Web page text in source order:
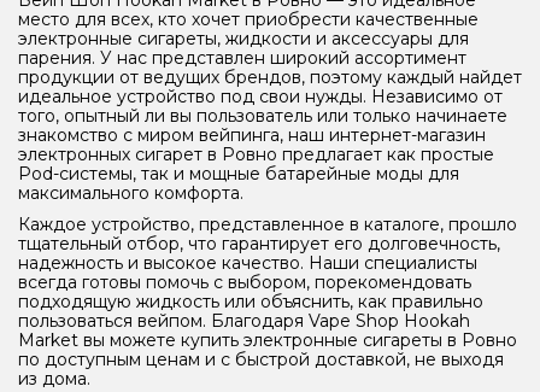
место для всех, кто хочет приобрести качественные
электронные сигареты, жидкости и аксессуары для
парения. У нас представлен широкий ассортимент
продукции от ведущих брендов, поэтому каждый найдет
идеальное устройство под свои нужды. Независимо от
того, опытный ли вы пользователь или только начинаете
знакомство с миром вейпинга, наш интернет-магазин
электронных сигарет в Ровно предлагает как простые
Pod-системы, так и мощные батарейные моды для
максимального комфорта.
Каждое устройство, представленное в каталоге, прошло
тщательный отбор, что гарантирует его долговечность,
надежность и высокое качество. Наши специалисты
всегда готовы помочь с выбором, порекомендовать
подходящую жидкость или объяснить, как правильно
пользоваться вейпом. Благодаря Vape Shop Hookah
Market вы можете купить электронные сигареты в Ровно
по доступным ценам и с быстрой доставкой, не выходя
из дома.